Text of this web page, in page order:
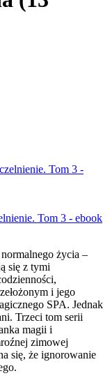
Tom 3 - ebook
życia –
się z tymi
i jego
SPA. Jednak
Trzeci tom serii
magii i
zimowej
się, że ignorowanie